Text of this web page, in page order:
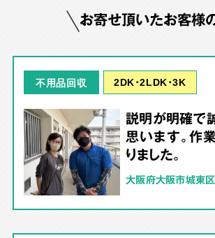
お寄せ頂いたお客様
不用品回収 2DK･2LDK･3K
説明が明確で
思います。作
りました。
大阪府大阪市城東